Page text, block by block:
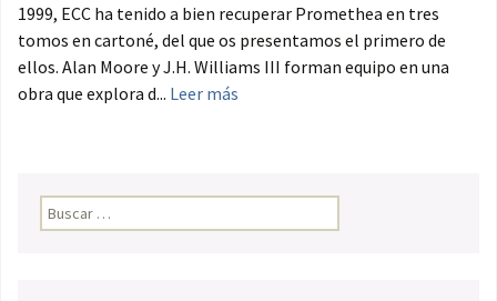
1999, ECC ha tenido a bien recuperar Promethea en tres
tomos en cartoné, del que os presentamos el primero de
ellos. Alan Moore y J.H. Williams III forman equipo en una
obra que explora d... Leer más
Buscar: